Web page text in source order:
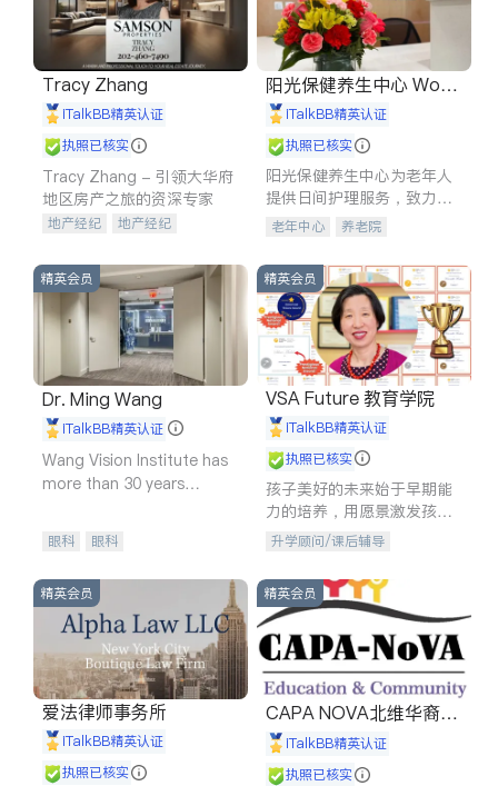
Tracy Zhang
iTalkBB精英认证
执照已核实
Tracy Zhang - 引领大华府
地区房产之旅的资深专家
地产经纪
地产经纪
商铺租售
开发商建商
阳光保健养生中心 World
shine
iTalkBB精英认证
执照已核实
阳光保健养生中心为老年人
提供日间护理服务，致力于
通过持续的护理创新来有效
老年中心 养老院
精英会员
Dr. Ming Wang
iTalkBB精英认证
Wang Vision Institute has
more than 30 years
眼科 眼科
精英会员
VSA Future 教育学院
iTalkBB精英认证
执照已核实
孩子美好的未来始于早期能
力的培养，用愿景激发孩子
的学习潜力和动力。理念：
拥有成长型心态是成功的基
石。
升学顾问/课后辅导
精英会员
爱法律师事务所
iTalkBB精英认证
执照已核实
精英会员
CAPA NOVA北维华裔家
长会iTalkBB精英认证
执照已核实